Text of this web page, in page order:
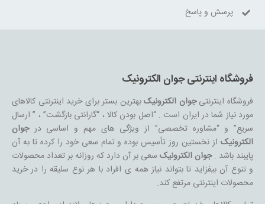
پرسش و پاسخ
فروشگاه اینترنتی جوان الکترونیک
فروشگاه اینترنتیجوان الکترونیکبهترین بستر برای خرید اینترنتی کالاهای
مورد نیاز شما در ایران است . “اصل بودن کالا ، “گارانتی بازگشت” ، ” ارسال
سریع” و “مشاوره تخصصی” از ویژگی های مهم و اساسی درجوان
الکترونیکاز نخستین روز تأسیس بوده و تمام سعی خود را کرده تا به آن
پایبند باشد .جوان الکترونیکسعی بر آن دارد که روزانه بر تعداد محصولات
و تنوع آن بیفزاید تا بتواند نیاز همه ی افراد با هر نوع سلیقه را در خرید
محصولات اینترنتی مرتفع کند.